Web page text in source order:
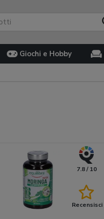
Giochi e Hobby
7.8 / 10
Recensisci